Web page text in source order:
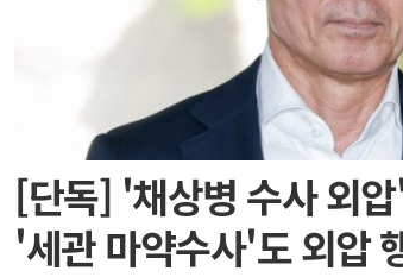
[단독] '채상병 수사 외
'세관 마약수사'도 외압